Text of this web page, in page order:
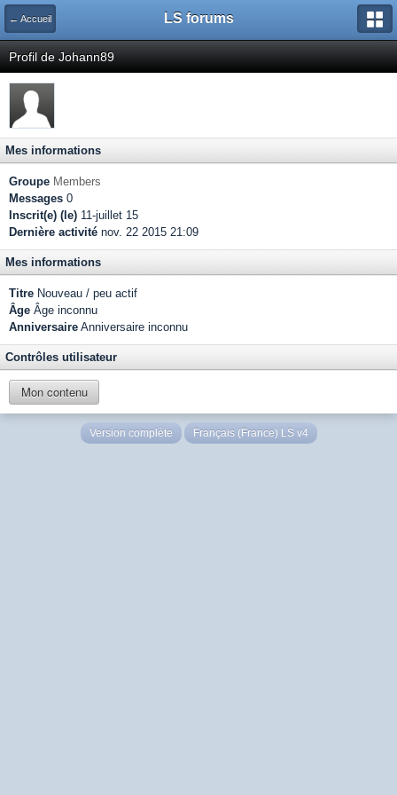
← Accueil LS forums
Profil de Johann89
Mes informations
Groupe Members
Messages 0
Inscrit(e) (le) 11-juillet 15
Dernière activité nov. 22 2015 21:09
Mes informations
Titre Nouveau / peu actif
Âge Âge inconnu
Anniversaire Anniversaire inconnu
Contrôles utilisateur
Mon contenu
Version complète Français (France) LS v4